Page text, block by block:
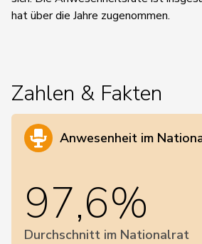
hat über die Jahre zugenommen.
Zahlen & Fakten
Anwesenheit im
97,6%
Durchschnitt im Nationalrat